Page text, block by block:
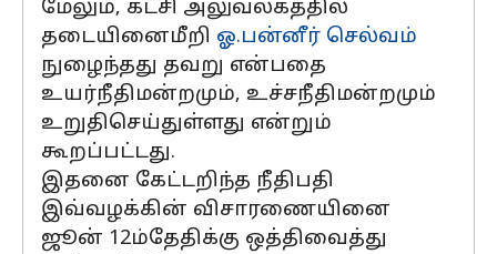
மேலும், கட்சி அலுவலகத்தில்
தடையினைமீறி ஓ.பன்னீர் செல்வம்
நுழைந்தது தவறு என்பதை
உயர்நீதிமன்றமும், உச்சநீதிமன்றமும்
உறுதிசெய்துள்ளது என்றும்
கூறப்பட்டது.
இதனை கேட்டறிந்த நீதிபதி
இவ்வழக்கின் விசாரணையினை
ஜூன் 12ம்தேதிக்கு ஒத்திவைத்து